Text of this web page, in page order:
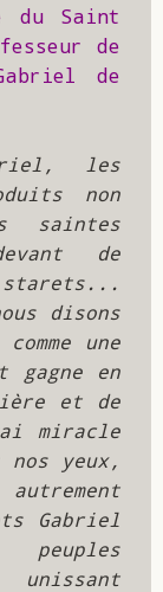
du Saint
de
de
les
non
saintes
de
starets...
disons
une
gagne en
et de
miracle
yeux,
Gabriel
unissant